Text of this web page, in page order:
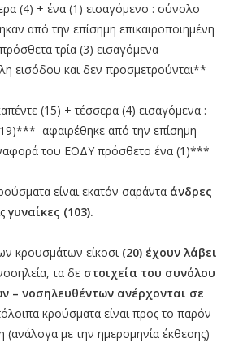
(4) + ένα (1) εισαγόμενο : σύνολο
από την επίσημη επικαιροποιημένη
τρία (3) εισαγόμενα
εισόδου και δεν προσμετρούνται**
(15) + τέσσερα (4) εισαγόμενα :
αφαιρέθηκε από την επίσημη
του ΕΟΔΥ πρόσθετο ένα (1)***
είναι εκατόν σαράντα άνδρες
γυναίκες (103).
κρουσμάτων είκοσι (20) έχουν λάβει
τα δε στοιχεία του συνόλου
– νοσηλευθέντων ανέρχονται σε
κρούσματα είναι προς το παρόν
με την ημερομηνία έκθεσης)